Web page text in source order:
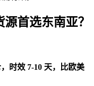
首选东南亚？
时效 7-10 天，比欧美